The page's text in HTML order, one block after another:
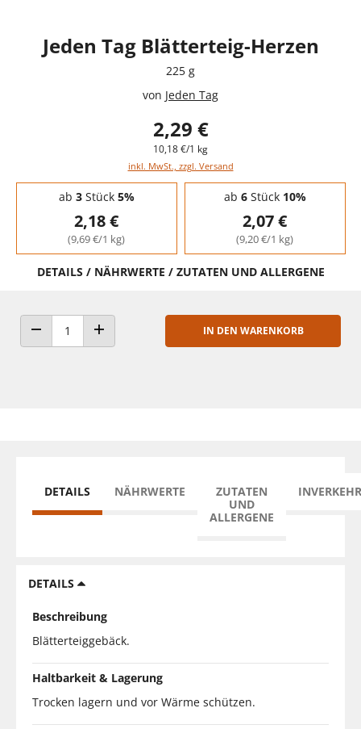
Jeden Tag Blätterteig-Herzen
225 g
von Jeden Tag
2,29 €
10,18 €/1 kg
inkl. MwSt., zzgl. Versand
Staffelpreise - Mengenrabatt
ab 3Stück 5%
2,18 €
(9,69 €/1 kg)
ab 6Stück 10%
2,07 €
(9,20 €/1 kg)
DETAILS / NÄHRWERTE / ZUTATEN UND ALLERGENE
ANZAHL VERRINGERNANZAHL ERHÖHEN
IN DEN WARENKORB
DETAILS NÄHRWERTE
ZUTATEN
UND
ALLERGENE
DETAILS
Beschreibung
Blätterteiggebäck.
Haltbarkeit & Lagerung
Trocken lagern und vor Wärme schützen.